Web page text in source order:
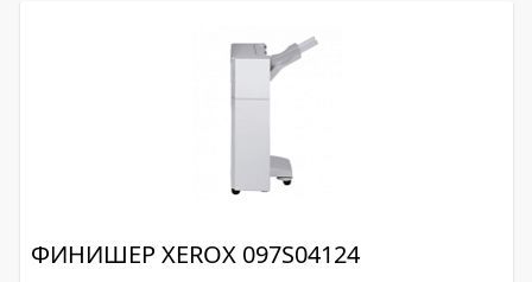
ФИНИШЕР XEROX 097S04124